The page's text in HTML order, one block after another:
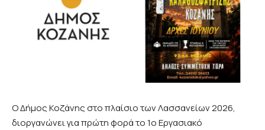
Ο Δήμος Κοζάνης στο πλαίσιο των Λασσανείων 2026,
διοργανώνει για πρώτη φορά το 1ο Εργασιακό